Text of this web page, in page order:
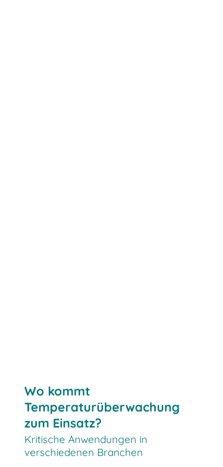
Wo kommt
Temperaturüberwachung
zum Einsatz?
Kritische Anwendungen in
verschiedenen Branchen